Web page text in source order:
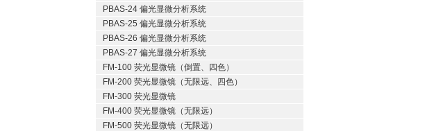
PBAS-24 偏光显微分析系统
PBAS-25 偏光显微分析系统
PBAS-26 偏光显微分析系统
PBAS-27 偏光显微分析系统
FM-100 荧光显微镜（倒置、四色）
FM-200 荧光显微镜（无限远、四色）
FM-300 荧光显微镜
FM-400 荧光显微镜（无限远）
FM-500 荧光显微镜（无限远）